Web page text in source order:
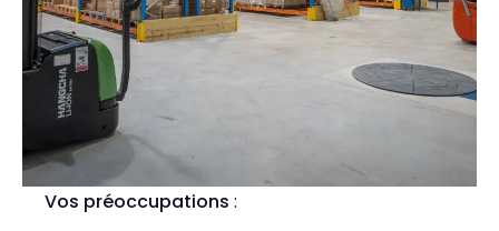
Vos préoccupations: